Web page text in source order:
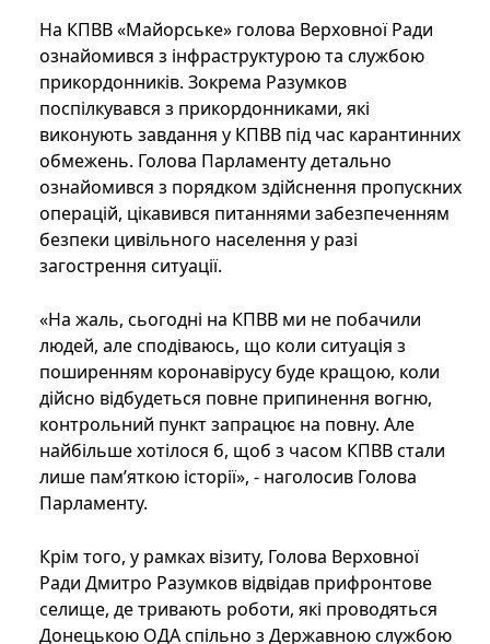
На КПВВ «Майорське» голова Верховної Ради
ознайомився з інфраструктурою та службою
прикордонників. Зокрема Разумков
поспілкувався з прикордонниками, які
виконують завдання у КПВВ під час карантинних
обмежень. Голова Парламенту детально
ознайомився з порядком здійснення пропускних
операцій, цікавився питаннями забезпеченням
безпеки цивільного населення у разі
загострення ситуації.
«На жаль, сьогодні на КПВВ ми не побачили
людей, але сподіваюсь, що коли ситуація з
поширенням коронавірусу буде кращою, коли
дійсно відбудеться повне припинення вогню,
контрольний пункт запрацює на повну. Але
найбільше хотілося б, щоб з часом КПВВ стали
лише пам’яткою історії», - наголосив Голова
Парламенту.
Крім того, у рамках візиту, Голова Верховної
Ради Дмитро Разумков відвідав прифронтове
селище, де тривають роботи, які проводяться
Донецькою ОДА спільно з Державною службою